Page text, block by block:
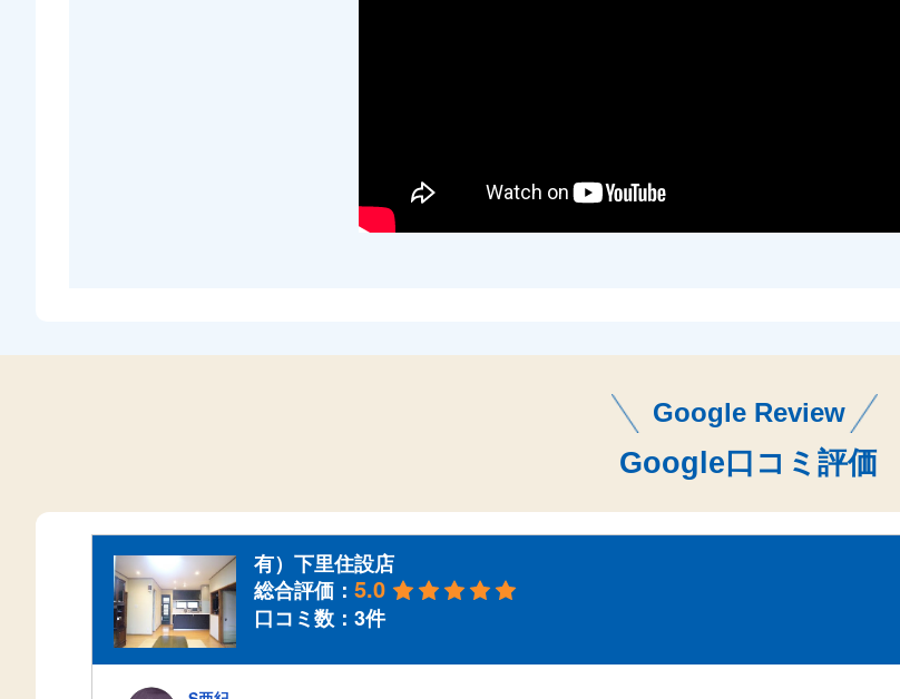
Google Review
Google口コミ評価
有）下里住設店
総合評価： 5.0
口コミ数：3件